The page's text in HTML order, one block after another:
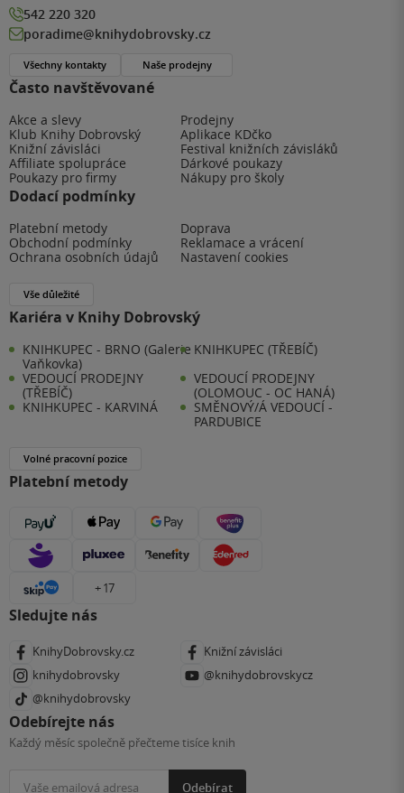
Často navštěvované
Akce a slevy
Prodejny
Klub Knihy Dobrovský
Aplikace KDčko
Knižní závisláci
Festival knižních závisláků
Affiliate spolupráce
Dárkové poukazy
Poukazy pro firmy
Nákupy pro školy
Dodací podmínky
Platební metody
Doprava
Obchodní podmínky
Reklamace a vrácení
Ochrana osobních údajů
Nastavení cookies
Vše důležité
Kariéra v Knihy Dobrovský
KNIHKUPEC - BRNO (Galerie
Vaňkovka)
KNIHKUPEC (TŘEBÍČ)
VEDOUCÍ PRODEJNY
(TŘEBÍČ)
VEDOUCÍ PRODEJNY
(OLOMOUC - OC HANÁ)
KNIHKUPEC - KARVINÁ
SMĚNOVÝ/Á VEDOUCÍ -
PARDUBICE
Volné pracovní pozice
Platební metody
+ 17
Sledujte nás
KnihyDobrovsky.cz
Knižní závisláci
knihydobrovsky
@knihydobrovskycz
@knihydobrovsky
Odebírejte nás
Každý měsíc společně přečteme tisíce knih
Odebírat
542 220 320
poradime@knihydobrovsky.cz
Všechny kontakty Naše prodejny